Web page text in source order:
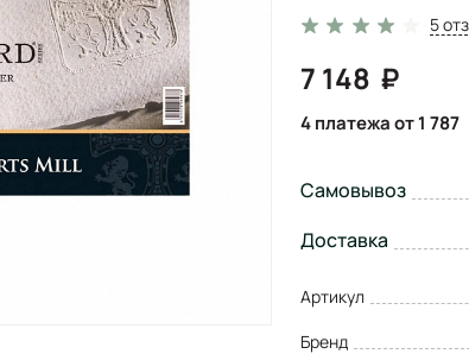
5
7 148
4 платежа от 1 787
Самовывоз
Доставка
Артикул
Бренд